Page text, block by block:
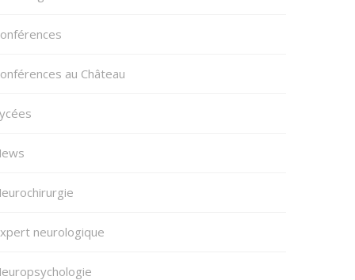
au Château
neurologique